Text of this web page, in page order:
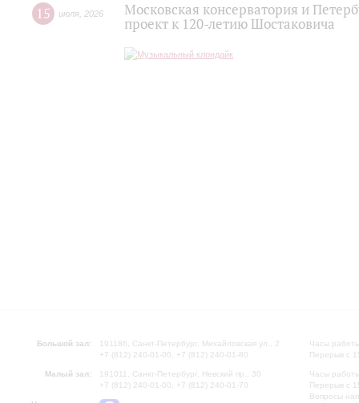
15 июля 2026
Московская консерватория и
проект к 120-летию Шостаковича
Большой зал:
191186, Санкт-Петербург, Михайловская ул., 2
+7 (812) 240-01-00, +7 (812) 240-01-80
Малый зал:
191011, Санкт-Петербург, Невский пр., 30
+7 (812) 240-01-00, +7 (812) 240-01-70
Часы
Перерыв с
Часы
Перерыв с
Вопросы